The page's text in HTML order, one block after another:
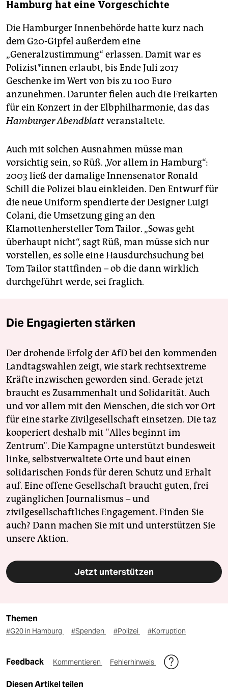
Hamburg hat eine Vorgeschichte
Die Hamburger Innenbehörde hatte kurz nach
dem G20-Gipfel außerdem eine
„Generalzustimmung“ erlassen. Damit war es
Polizist*innen erlaubt, bis Ende Juli 2017
Geschenke im Wert von bis zu 100 Euro
anzunehmen. Darunter fielen auch die Freikarten
für ein Konzert in der Elbphilharmonie, das das
Hamburger Abendblattveranstaltete.
Auch mit solchen Ausnahmen müsse man
vorsichtig sein, so Rüß. „Vor allem in Hamburg“:
2003 ließ der damalige Innensenator Ronald
Schill die Polizei blau einkleiden. Den Entwurf für
die neue Uniform spendierte der Designer Luigi
Colani, die Umsetzung ging an den
Klamottenhersteller Tom Tailor. „Sowas geht
überhaupt nicht“, sagt Rüß, man müsse sich nur
vorstellen, es solle eine Hausdurchsuchung bei
Tom Tailor stattfinden – ob die dann wirklich
durchgeführt werde, sei fraglich.
Die Engagierten stärken
Der drohende Erfolg der AfD bei den kommenden
Landtagswahlen zeigt, wie stark rechtsextreme
Kräfte inzwischen geworden sind. Gerade jetzt
braucht es Zusammenhalt und Solidarität. Auch
und vor allem mit den Menschen, die sich vor Ort
für eine starke Zivilgesellschaft einsetzen. Die taz
kooperiert deshalb mit "Alles beginnt im
Zentrum". Die Kampagne unterstützt bundesweit
linke, selbstverwaltete Orte und baut einen
solidarischen Fonds für deren Schutz und Erhalt
auf. Eine offene Gesellschaft braucht guten, frei
zugänglichen Journalismus – und
zivilgesellschaftliches Engagement. Finden Sie
auch? Dann machen Sie mit und unterstützen Sie
unsere Aktion.
Jetzt unterstützen
Themen
#G20 in Hamburg #Spenden #Polizei #Korruption
Feedback Kommentieren Fehlerhinweis
Diesen Artikel teilen